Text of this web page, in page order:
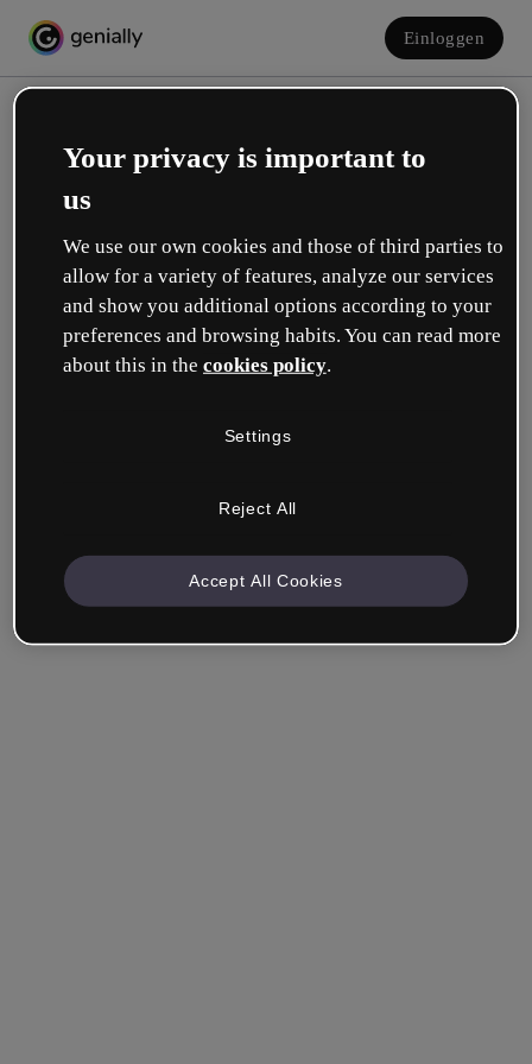
Einloggen
Erstelle dein kostenloses Konto!
Was beschreibt deine Rolle am besten?
Unternehmen & Professionals
einem anderen Bereich.
Your privacy is important to
us
We use our own cookies and those of third parties to
allow for a variety of features, analyze our services
and show you additional options according to your
preferences and browsing habits. You can read more
about this in the cookies policy.
Settings
Reject All
Accept All Cookies